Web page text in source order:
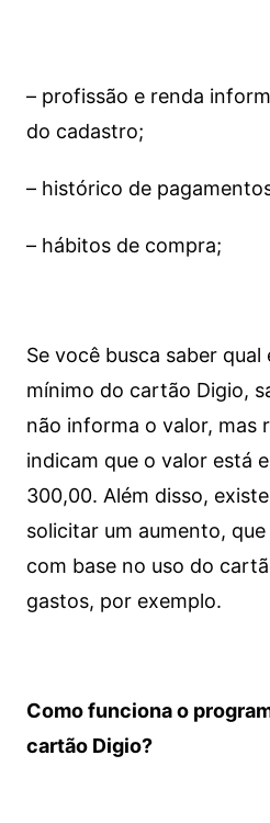
– profissão e renda
do cadastro;
– histórico de
– hábitos de compra;
Se você busca saber qual
mínimo do cartão Digio,
não informa o valor, mas
indicam que o valor está
300,00. Além disso,
solicitar um aumento,
com base no uso do
gastos, por exemplo.
Como funciona o
cartão Digio?